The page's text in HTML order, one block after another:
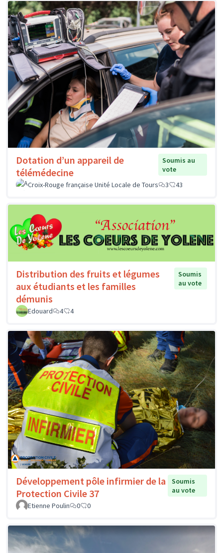
Dotation d’un appareil de
télémédecine
Soumis au
vote
Croix-Rouge française Unité Locale de Tours
3 43
Distribution des fruits et légumes
aux étudiants et les familles
démunis
Soumis
au vote
Edouard 4 4
Développement pôle infirmier de la
Protection Civile 37
Soumis
au vote
Etienne Poulin
0 0